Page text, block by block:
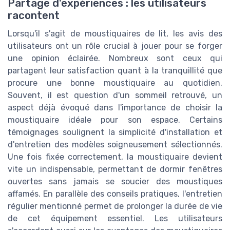
Partage d'expériences : les utilisateurs
racontent
Lorsqu'il s'agit de moustiquaires de lit, les avis des
utilisateurs ont un rôle crucial à jouer pour se forger
une opinion éclairée. Nombreux sont ceux qui
partagent leur satisfaction quant à la tranquillité que
procure une bonne moustiquaire au quotidien.
Souvent, il est question d'un sommeil retrouvé, un
aspect déjà évoqué dans l'importance de choisir la
moustiquaire idéale pour son espace. Certains
témoignages soulignent la simplicité d'installation et
d'entretien des modèles soigneusement sélectionnés.
Une fois fixée correctement, la moustiquaire devient
vite un indispensable, permettant de dormir fenêtres
ouvertes sans jamais se soucier des moustiques
affamés. En parallèle des conseils pratiques, l'entretien
régulier mentionné permet de prolonger la durée de vie
de cet équipement essentiel. Les utilisateurs